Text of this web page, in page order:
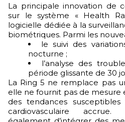
La principale innovation de
sur le système « Health
logicielle dédiée à la
biométriques. Parmi les
le suivi des
nocturne ;
l’analyse des
période glissante de 30
La Ring 5 ne remplace pas
elle ne fournit pas de
des tendances susceptibles
cardiovasculaire accrue.